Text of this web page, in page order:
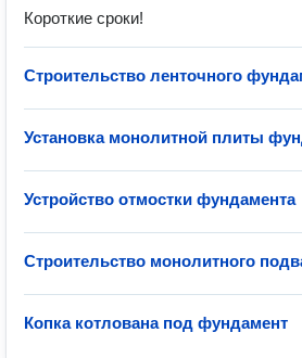
Короткие сроки!
Строительство ленточного
Установка монолитной плиты
Устройство отмостки фундамента
Строительство монолитного
Копка котлована под фундамент